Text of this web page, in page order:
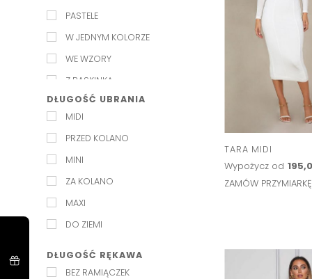
UROCZYSTOŚĆ
URODZINY
WALENTYNKI
WERNISAŻ
ZARĘCZYNY
ŚLUB
ŚLUB NA PLAŻY
TURKUSOWY
ZIELONY
ŻÓŁTY
PASTELE
W JEDNYM KOLORZE
WE WZORY
Z BASKINKĄ
Z CEKINAMI
Z KIESZENIAMI
Z WYCIĘCIAMI
DŁUGOŚĆ UBRANIA
MIDI
PRZED KOLANO
MINI
ZA KOLANO
MAXI
DO ZIEMI
DŁUGOŚĆ RĘKAWA
BEZ RAMIĄCZEK
TARA MIDI
Wypożycz od
ZAMÓW PRZYMIARKĘ